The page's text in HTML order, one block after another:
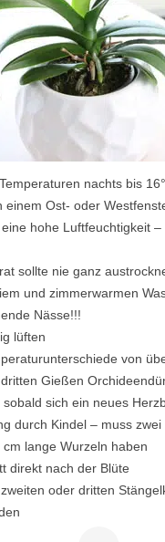
nachts bis
einem Ost- oder
hohe Luftfeuchtigkeit
sollte nie ganz
und zimmerwarmen
Nässe!!!
lüften
von
Gießen
sobald sich ein neues
durch Kindel – muss
lange Wurzeln haben
direkt nach der Blüte
oder dritten